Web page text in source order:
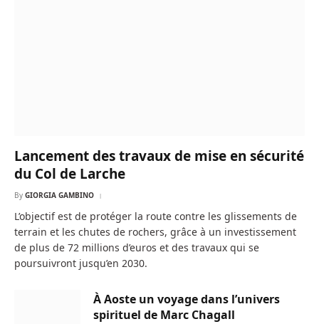
Lancement des travaux de mise en sécurité
du Col de Larche
By GIORGIA GAMBINO
L’objectif est de protéger la route contre les glissements de
terrain et les chutes de rochers, grâce à un investissement
de plus de 72 millions d’euros et des travaux qui se
poursuivront jusqu’en 2030.
À Aoste un voyage dans l’univers
spirituel de Marc Chagall